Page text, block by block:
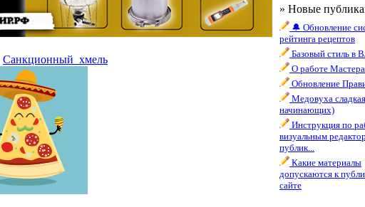
Санкционный_хмель
» Новые
🔔 Обновление
рейтинга рецептов
Базовый стиль в
О работе
Обновление
Медовуха
начинающих)
Инструкция по
визуальным
публик...
Какие материалы
допускаются к
сайте